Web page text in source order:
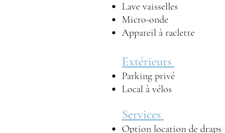
Lave vaisselles
Micro-onde
Appareil à raclette
Extérieurs
Parking privé
Local à vélos
Services
Option location de draps